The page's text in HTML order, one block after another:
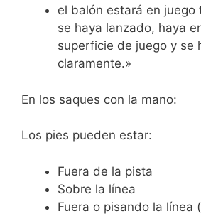
el balón estará en juego
se haya lanzado, haya
superficie de juego y se
claramente.»
En los saques con la mano:
Los pies pueden estar:
Fuera de la pista
Sobre la línea
Fuera o pisando la línea